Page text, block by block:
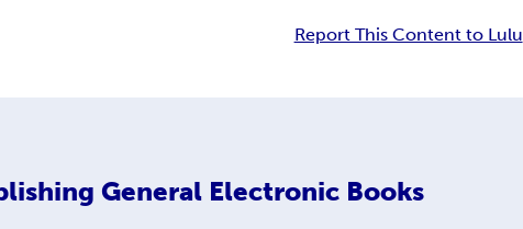
Report This Content to Lulu
General Electronic Books